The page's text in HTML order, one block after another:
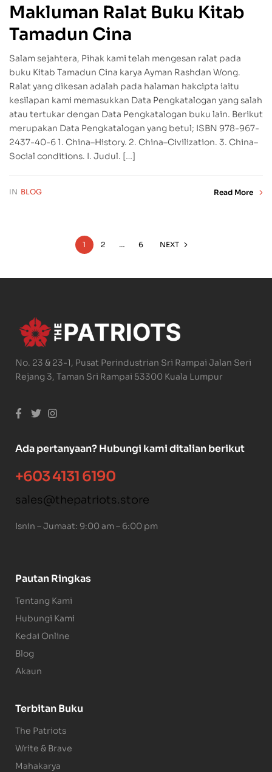
Makluman Ralat Buku Kitab
Tamadun Cina
Salam sejahtera, Pihak kami telah mengesan ralat pada
buku Kitab Tamadun Cina karya Ayman Rashdan Wong.
Ralat yang dikesan adalah pada halaman hakcipta iaitu
kesilapan kami memasukkan Data Pengkatalogan yang salah
atau tertukar dengan Data Pengkatalogan buku lain. Berikut
merupakan Data Pengkatalogan yang betul; ISBN 978-967-
2437-40-6 1. China–History. 2. China–Civilization. 3. China–
Social conditions. I. Judul. […]
IN BLOG Read More
1 2 … 6 NEXT
No. 23 & 23-1, Pusat Perindustrian Sri Rampai Jalan Seri
Rejang 3, Taman Sri Rampai 53300 Kuala Lumpur
Ada pertanyaan? Hubungi kami ditalian berikut
+603 4131 6190
sales@thepatriots.store
Isnin – Jumaat: 9:00 am – 6:00 pm
Pautan Ringkas
Tentang Kami
Hubungi Kami
Kedai Online
Blog
Akaun
Terbitan Buku
The Patriots
Write & Brave
Mahakarya